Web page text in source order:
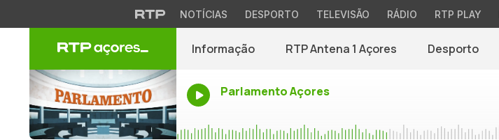
NOTÍCIAS DESPORTO TELEVISÃO RÁDIO RTP PLAY
Informação RTP Antena 1 Açores Desporto
Parlamento Açores